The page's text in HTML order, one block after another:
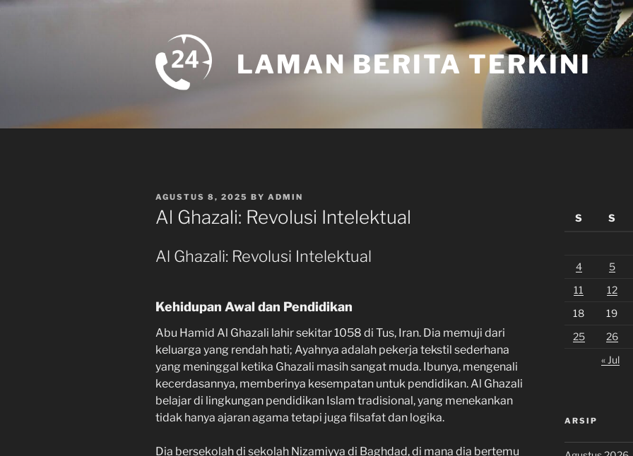
Skip
LAMAN BERITA TERKINI
POSTED
ON
AGUSTUS 8, 2025 BY ADMIN
Al Ghazali: Revolusi Intelektual
Al Ghazali: Revolusi Intelektual
Kehidupan Awal dan Pendidikan
Abu Hamid Al Ghazali lahir sekitar 1058 di Tus, Iran. Dia memuji dari
keluarga yang rendah hati; Ayahnya adalah pekerja tekstil sederhana
yang meninggal ketika Ghazali masih sangat muda. Ibunya, mengenali
kecerdasannya, memberinya kesempatan untuk pendidikan. Al Ghazali
belajar di lingkungan pendidikan Islam tradisional, yang menekankan
tidak hanya ajaran agama tetapi juga filsafat dan logika.
Dia bersekolah di sekolah Nizamiyya di Baghdad, di mana dia bertemu
S
S
4
5
11
12
18
19
25
26
« Jul
ARSIP